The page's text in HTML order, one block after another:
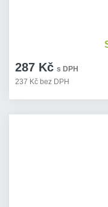
287 Kč s DPH
237 Kč bez DPH